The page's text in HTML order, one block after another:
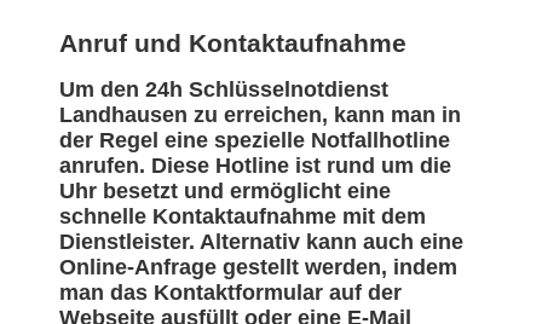
Anruf und Kontaktaufnahme
Um den 24h Schlüsselnotdienst
Landhausen zu erreichen, kann man in
der Regel eine spezielle Notfallhotline
anrufen. Diese Hotline ist rund um die
Uhr besetzt und ermöglicht eine
schnelle Kontaktaufnahme mit dem
Dienstleister. Alternativ kann auch eine
Online-Anfrage gestellt werden, indem
man das Kontaktformular auf der
Webseite ausfüllt oder eine E-Mail